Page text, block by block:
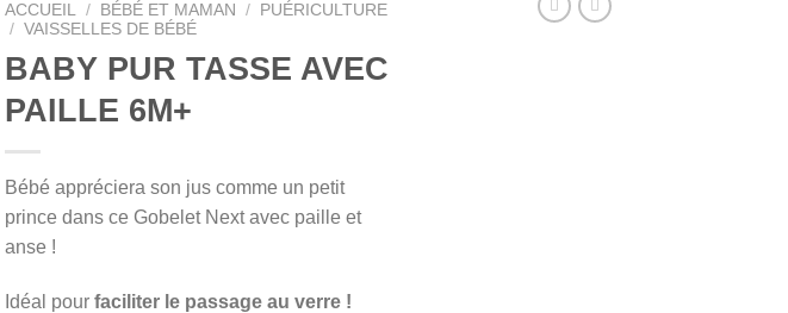
ACCUEIL / BÉBÉ ET MAMAN /
PUÉRICULTURE
/ VAISSELLES DE BÉBÉ
BABY PUR TASSE AVEC
PAILLE 6M+
Bébé appréciera son jus comme un petit
prince dans ce Gobelet Next avec paille et
anse !
Idéal pour faciliter le passage au verre !